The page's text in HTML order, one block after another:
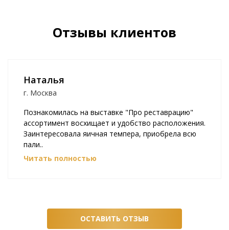
Отзывы клиентов
Данил
г. Санкт-Петербург
Отличная компания, 6ыстрая доставка!
ОСТАВИТЬ ОТЗЫВ